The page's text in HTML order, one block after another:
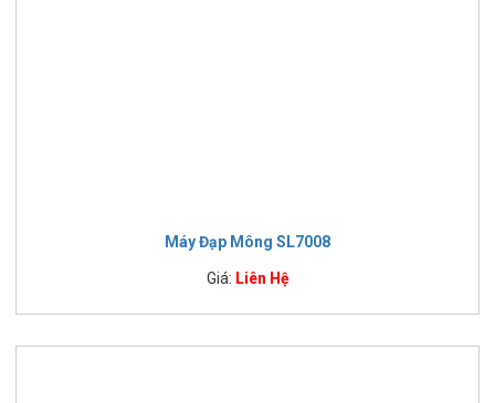
Máy Đạp Mông SL7008
Giá: Liên Hệ